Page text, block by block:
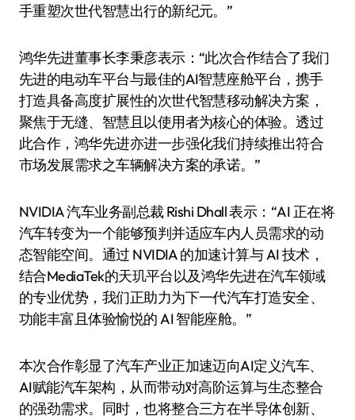
手重塑次世代智慧出行的新纪元。”
鸿华先进董事长李秉彦表示：“此次合作结合了我们
先进的电动车平台与最佳的AI智慧座舱平台，携手
打造具备高度扩展性的次世代智慧移动解决方案，
聚焦于无缝、智慧且以使用者为核心的体验。透过
此合作，鸿华先进亦进一步强化我们持续推出符合
市场发展需求之车辆解决方案的承诺。”
NVIDIA 汽车业务副总裁 Rishi Dhall 表示：“AI 正在将
汽车转变为一个能够预判并适应车内人员需求的动
态智能空间。通过 NVIDIA 的加速计算与 AI 技术，
结合MediaTek的天玑平台以及鸿华先进在汽车领域
的专业优势，我们正助力为下一代汽车打造安全、
功能丰富且体验愉悦的 AI 智能座舱。”
本次合作彰显了汽车产业正加速迈向AI定义汽车、
AI赋能汽车架构，从而带动对高阶运算与生态整合
的强劲需求。同时，也将整合三方在半导体创新、